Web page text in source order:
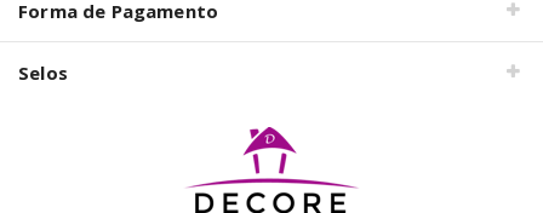
Forma de Pagamento
Selos